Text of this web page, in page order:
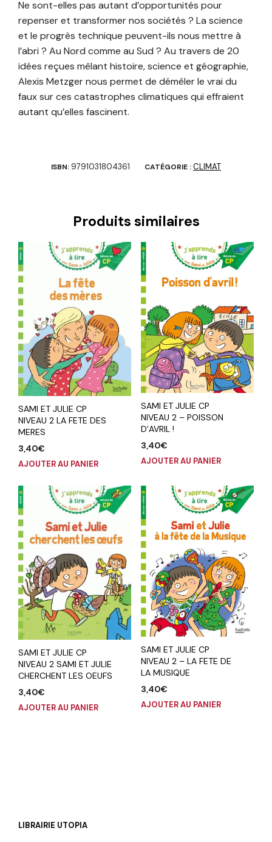
Ne sont-elles pas autant d’opportunités pour
repenser et transformer nos sociétés ? La science
et le progrès technique peuvent-ils nous mettre à
l’abri ? Au Nord comme au Sud ? Au travers de 20
idées reçues mêlant histoire, science et géographie,
Alexis Metzger nous permet de démêler le vrai du
faux sur ces catastrophes climatiques qui effraient
autant qu’elles fascinent.
ISBN: 9791031804361 CATÉGORIE :CLIMAT
Produits similaires
SAMI ET JULIE CP
NIVEAU 2 LA FETE DES
MERES
3,40€
AJOUTER AU PANIER
SAMI ET JULIE CP
NIVEAU 2 – POISSON
D’AVRIL !
3,40€
AJOUTER AU PANIER
SAMI ET JULIE CP
NIVEAU 2 SAMI ET JULIE
CHERCHENT LES OEUFS
3,40€
AJOUTER AU PANIER
SAMI ET JULIE CP
NIVEAU 2 – LA FETE DE
LA MUSIQUE
3,40€
AJOUTER AU PANIER
LIBRAIRIE UTOPIA